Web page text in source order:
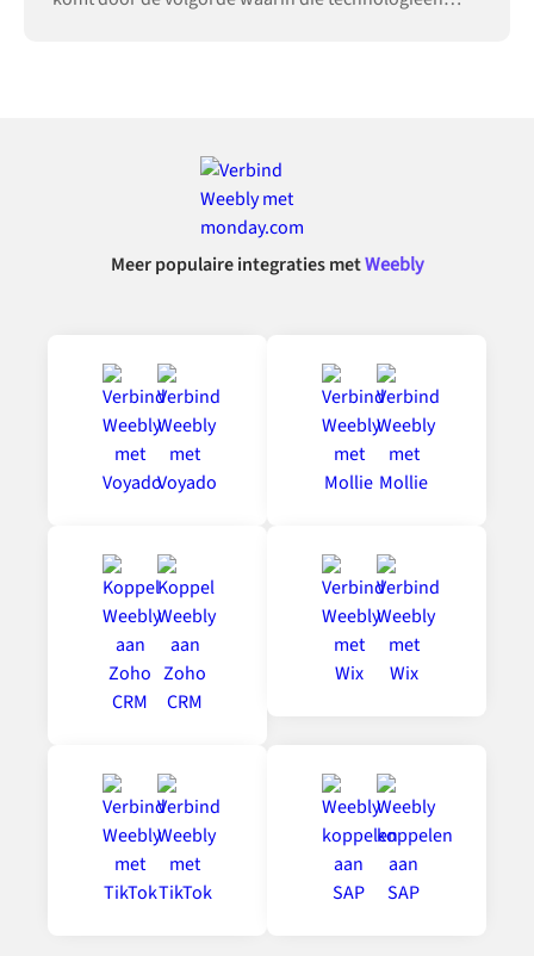
Meer populaire integraties metWeebly